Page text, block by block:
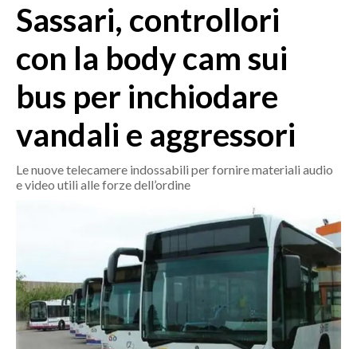
ORISTANO E PROVINCIA
SASSARI E PROVINCIA
GALLURA
NUORO E PROVINCIA
OGLIASTRA
AGENDA
CRONACA
ECONOMIA
SERVIZI ALLE IMPRESE
Sassari, controllori
con la body cam sui
bus per inchiodare
vandali e aggressori
Le nuove telecamere indossabili per fornire materiali audio
e video utili alle forze dell’ordine